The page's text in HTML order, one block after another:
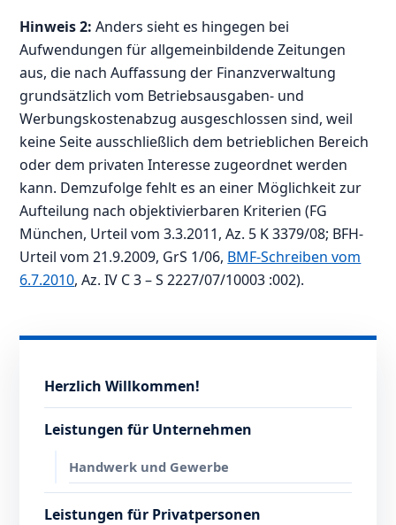
Hinweis 2: Anders sieht es hingegen bei
Aufwendungen für allgemeinbildende Zeitungen
aus, die nach Auffassung der Finanzverwaltung
grundsätzlich vom Betriebsausgaben- und
Werbungskostenabzug ausgeschlossen sind, weil
keine Seite ausschließlich dem betrieblichen Bereich
oder dem privaten Interesse zugeordnet werden
kann. Demzufolge fehlt es an einer Möglichkeit zur
Aufteilung nach objektivierbaren Kriterien (FG
München, Urteil vom 3.3.2011, Az. 5 K 3379/08; BFH-
Urteil vom 21.9.2009, GrS 1/06, BMF-Schreiben vom
6.7.2010, Az. IV C 3 – S 2227/07/10003 :002).
Herzlich Willkommen!
Leistungen für Unternehmen
Handwerk und Gewerbe
Leistungen für Privatpersonen